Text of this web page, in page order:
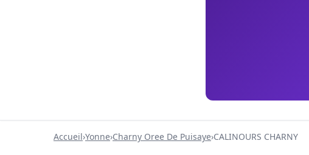
Accueil›Yonne›Charny Oree De Puisaye›CALINOURS CHARNY